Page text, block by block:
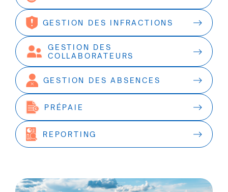
GESTION DES INFRACTIONS
GESTION DES
COLLABORATEURS
GESTION DES ABSENCES
PRÉPAIE
REPORTING